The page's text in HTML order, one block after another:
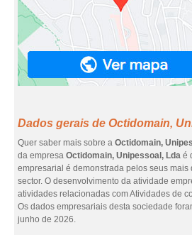
Dados gerais de Octidomain,
Quer saber mais sobre a Octidomain,
da empresa Octidomain, Unipessoal, Lda é
empresarial é demonstrada pelos seus mais
sector. O desenvolvimento da atividade
atividades relacionadas com Atividades de
Os dados empresariais desta sociedade
junho de 2026.